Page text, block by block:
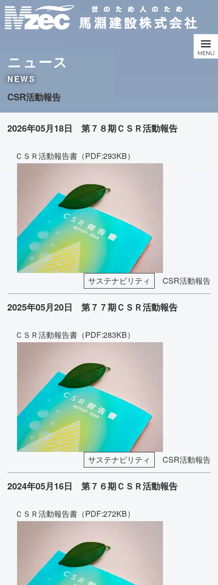
ニュース
NEWS
CSR活動報告
2026年05月18日 第７８期ＣＳＲ活動報告
ＣＳＲ活動報告書（PDF:293KB）
サステナビリティ CSR活動報告
2025年05月20日 第７７期ＣＳＲ活動報告
ＣＳＲ活動報告書（PDF:283KB）
サステナビリティ CSR活動報告
2024年05月16日 第７６期ＣＳＲ活動報告
ＣＳＲ活動報告書（PDF:272KB）